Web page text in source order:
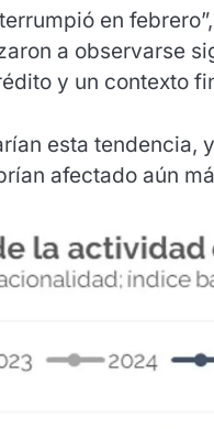
en
a observarse
y un contexto
esta tendencia,
afectado aún